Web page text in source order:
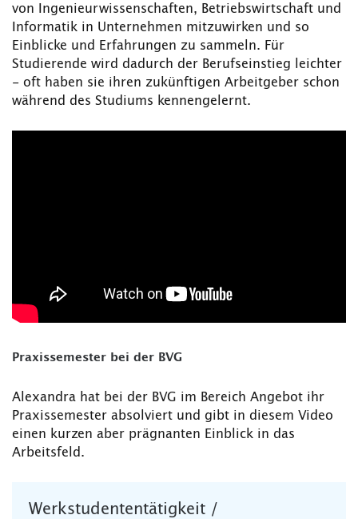
von Ingenieurwissenschaften, Betriebswirtschaft und
Informatik in Unternehmen mitzuwirken und so
Einblicke und Erfahrungen zu sammeln. Für
Studierende wird dadurch der Berufseinstieg leichter
- oft haben sie ihren zukünftigen Arbeitgeber schon
während des Studiums kennengelernt.
Praxissemester bei der BVG
Alexandra hat bei der BVG im Bereich Angebot ihr
Praxissemester absolviert und gibt in diesem Video
einen kurzen aber prägnanten Einblick in das
Arbeitsfeld.
Werkstudententätigkeit /